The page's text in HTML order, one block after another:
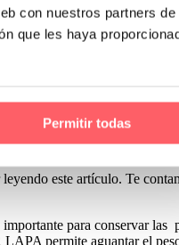
con nuestros partners de
que les haya
Permitir todas
tener mal acceso a la
a techo o pared sin
este artículo. Te
para conservar las
permite aguantar el